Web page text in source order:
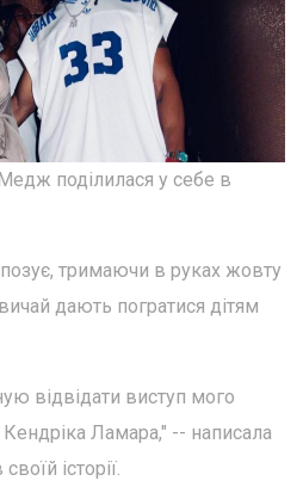
поділилася у себе в
позує, тримаючи в руках жовту
дають погратися дітям
відвідати виступ мого
Ламара," -- написала
історії.